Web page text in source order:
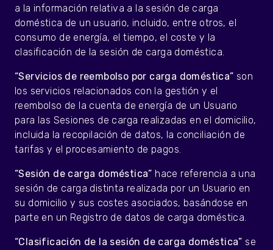
a la información relativa a la sesión de carga
doméstica de un usuario, incluido, entre otros, el
consumo de energía, el tiempo, el coste y la
clasificación de la sesión de carga doméstica.
“Servicios de reembolso por carga doméstica” son
los servicios relacionados con la gestión y el
reembolso de la cuenta de energía de un Usuario
para las Sesiones de carga realizadas en el domicilio,
incluida la recopilación de datos, la conciliación de
tarifas y el procesamiento de pagos.
“Sesión de carga doméstica” hace referencia a una
sesión de carga distinta realizada por un Usuario en
su domicilio y sus costes asociados, basándose en
parte en un Registro de datos de carga doméstica.
“Clasificación de la sesión de carga doméstica” se